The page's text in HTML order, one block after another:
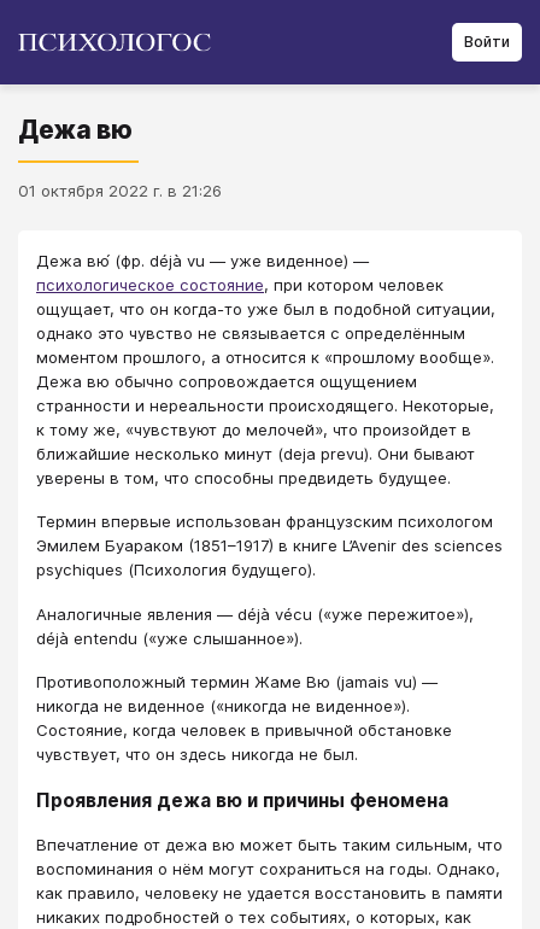
Войти
Дежа вю
01 октября 2022 г. в 21:26
Дежа вю́ (фр. déjà vu — уже виденное) —
психологическое состояние, при котором человек
ощущает, что он когда-то уже был в подобной ситуации,
однако это чувство не связывается с определённым
моментом прошлого, а относится к «прошлому вообще».
Дежа вю обычно сопровождается ощущением
странности и нереальности происходящего. Некоторые,
к тому же, «чувствуют до мелочей», что произойдет в
ближайшие несколько минут (deja prevu). Они бывают
уверены в том, что способны предвидеть будущее.
Термин впервые использован французским психологом
Эмилем Буараком (1851–1917) в книге L’Avenir des sciences
psychiques (Психология будущего).
Аналогичные явления — déjà vécu («уже пережитое»),
déjà entendu («уже слышанное»).
Противоположный термин Жаме Вю (jamais vu) —
никогда не виденное («никогда не виденное»).
Состояние, когда человек в привычной обстановке
чувствует, что он здесь никогда не был.
Проявления дежа вю и причины феномена
Впечатление от дежа вю может быть таким сильным, что
воспоминания о нём могут сохраниться на годы. Однако,
как правило, человеку не удается восстановить в памяти
никаких подробностей о тех событиях, о которых, как